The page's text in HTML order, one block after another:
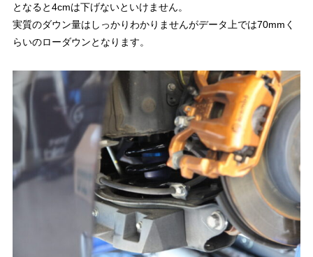
となると4cmは下げないといけません。
実質のダウン量はしっかりわかりませんがデータ上では70mmく
らいのローダウンとなります。